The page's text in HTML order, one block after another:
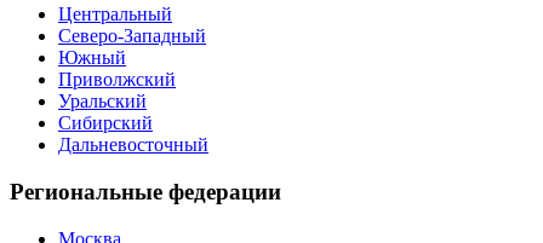
Центральный
Северо-Западный
Южный
Приволжский
Уральский
Сибирский
Дальневосточный
Региональные федерации
Москва